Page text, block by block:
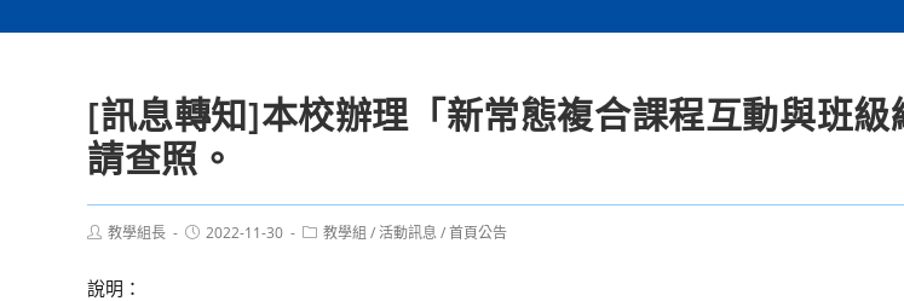
[訊息轉知]本校辦理「新常態複合課程互動與班級
請查照。
Post教學組長
Post2022-11-30
Post教學組 /活動訊息 /首頁公告
說明：